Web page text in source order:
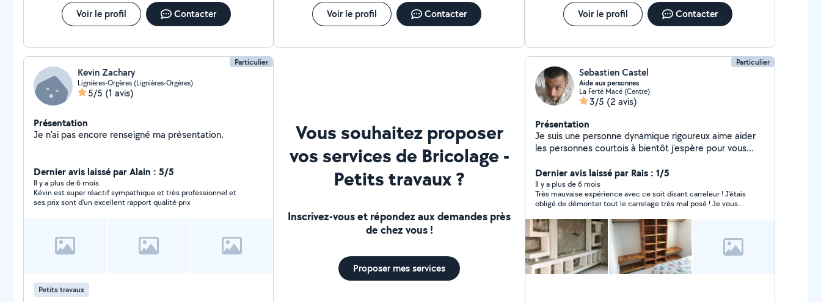
Voir le profil Contacter Voir le profil Contacter Voir le profil Contacter
Particulier
Kevin Zachary
Lignières-Orgères (Lignières-Orgères)
5/5 (1 avis)
Présentation
Je n'ai pas encore renseigné ma présentation.
Dernier avis laissé par Alain : 5/5
Il y a plus de 6 mois
Kévin est super réactif sympathique et très professionnel et
ses prix sont d'un excellent rapport qualité prix
Petits travaux
Vous souhaitez proposer
vos services de Bricolage -
Petits travaux ?
Inscrivez-vous et répondez aux demandes près
de chez vous !
Proposer mes services
Particulier
Sebastien Castel
Aide aux personnes
La Ferté Macé (Centre)
3/5 (2 avis)
Présentation
Je suis une personne dynamique rigoureux aime aider
les personnes courtois à bientôt j'espère pour vous
Dernier avis laissé par Rais : 1/5
Il y a plus de 6 mois
Très mauvaise expérience avec ce soit disant carreleur ! J'étais
obligé de démonter tout le carrelage très mal posé ! Je vous
partout, le placo arraché, la perte du temps et de la
marchandises! Je suis sensé partir au Mans en fin de journée
pour passer le week-end en famille suite à une semaine de
travail très chargée résultat des courses je suis arrivée chez
moi à 2h15 du matin !!Bref pour tout ce qui est placo et
carrelage c'est à fuir absolument !!!